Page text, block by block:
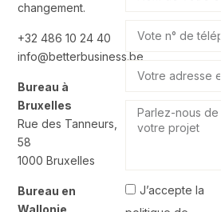
changement.
+‭32 486 10 24 40
info@betterbusiness.be
Bureau à
Bruxelles
Rue des Tanneurs,
58
1000 Bruxelles
Bureau en
J’accepte la